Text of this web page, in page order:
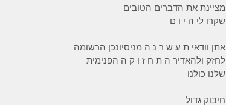
מציינת את הדברים הטובים
שקרו לי ה י ו ם
אתן וודאי ת ע ש ר נ ה מניסיונכן הרשומה
לחזק ולהאדיר ה ת ח ז ו ק ה הפנימית
שלנו כולנו
חיבוק גדול